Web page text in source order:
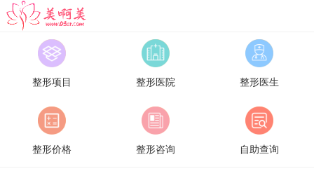
美啊美
整形项目 整形医院 整形医生
整形价格 整形咨询 自助查询